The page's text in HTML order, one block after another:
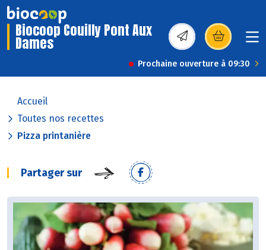
Biocoop Couilly Pont Aux
Dames (s’ouvre dans une
Prochaine ouverture à 09:30
Accueil
Toutes nos recettes
Pizza printanière
Partager sur